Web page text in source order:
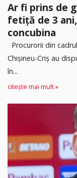
Ar fi prins de
fetiță de 3
concubina
Procurorii din
Chișineu-Criș au
în...
citește mai mult »